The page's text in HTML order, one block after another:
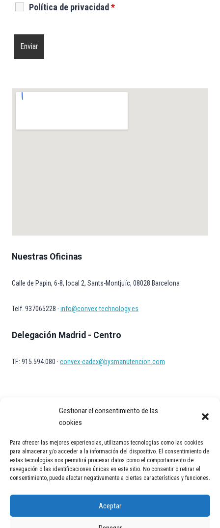
Gestionar el consentimiento de las
cookies
Para ofrecer las mejores experiencias, utilizamos tecnologías como las cookies
para almacenar y/o acceder a la información del dispositivo. El consentimiento de
estas tecnologías nos permitirá procesar datos como el comportamiento de
navegación o las identificaciones únicas en este sitio. No consentir o retirar el
consentimiento, puede afectar negativamente a ciertas características y funciones.
Aceptar
Política de privacidad *
Nuestras Oficinas
Calle de Papin, 6-8, local 2, Sants-Montjuïc, 08028 Barcelona
Telf. 937065228 · info@convex-technology.es
Delegación Madrid - Centro
TF.: 915.594.080 · convex-cadex@bysmanutencion.com
Aviso Legal Política de privacidad Política de Cookies
Contacto